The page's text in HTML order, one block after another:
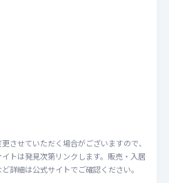
させていただく場合がございますので、
トは発見次第リンクします。販売・入居
詳細は公式サイトでご確認ください。